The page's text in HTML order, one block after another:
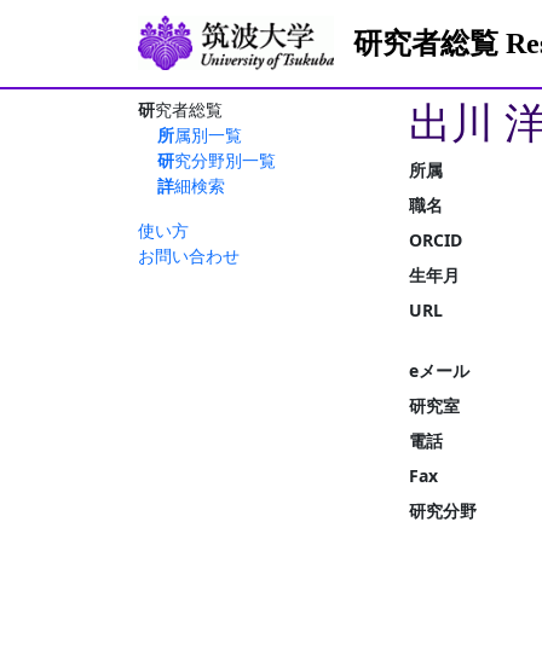
研究者総覧
研究者総覧
所属別一覧
研究分野別一覧
詳細検索
使い方
お問い合わせ
出川
所属
職名
ORCID
生年月
URL
eメール
研究室
電話
Fax
研究分野